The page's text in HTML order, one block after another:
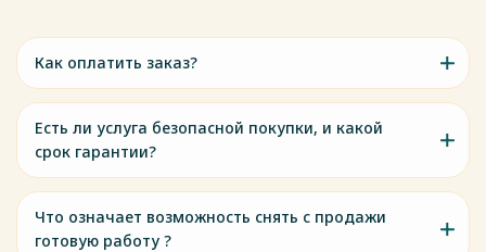
Как оплатить заказ?
Есть ли услуга безопасной покупки, и какой
срок гарантии?
Что означает возможность снять с продажи
готовую работу ?